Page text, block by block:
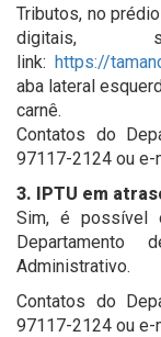
Tributos, no
digitais,
link: https://
aba lateral
carnê.
Contatos do
97117-2124 ou e-
3. IPTU em
Sim, é possível
Administrativo.
Contatos do
97117-2124 ou e-